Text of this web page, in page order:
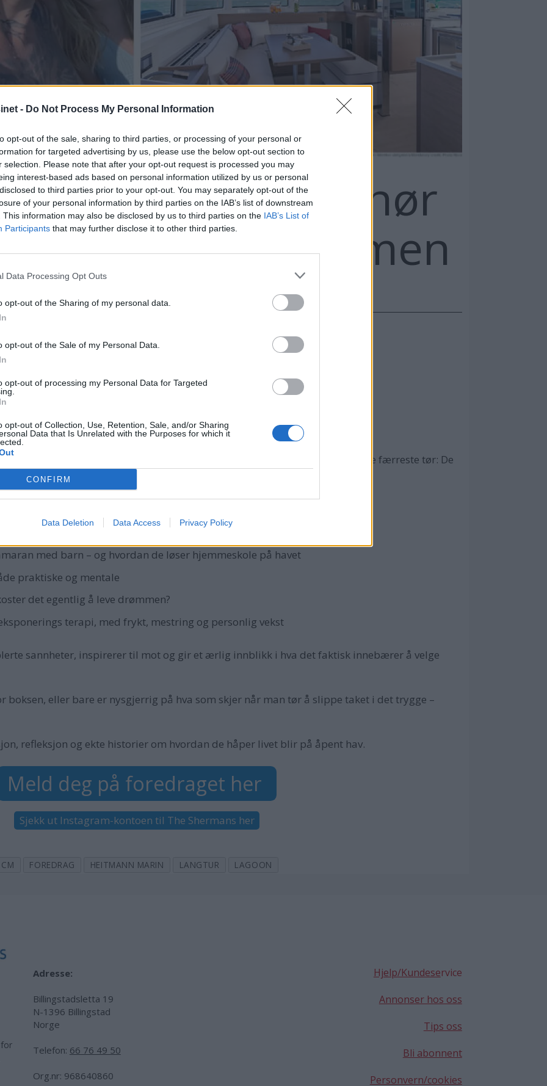
- Do Not Process My Personal Information
opt-out of the sale, sharing to third parties, or processing of your personal or
for targeted advertising by us, please use the below opt-out section to
selection. Please note that after your opt-out request is processed you may
interest-based ads based on personal information utilized by us or personal
to third parties prior to your opt-out. You may separately opt-out of the
of your personal information by third parties on the IAB’s list of downstream
This information may also be disclosed by us to third parties on the IAB’s List of
Participants that may further disclose it to other third parties.
Data Processing Opt Outs
opt-out of the Sharing of my personal data.
opt-out of the Sale of my Personal Data.
opt-out of processing my Personal Data for Targeted
opt-out of Collection, Use, Retention, Sale, and/or Sharing
Data that Is Unrelated with the Purposes for which it
CONFIRM
Data Deletion Data Access Privacy Policy
Schermann's og hør
reise mot drømmen
familien.
om livet, hverdagen og trygghetssonene våre?
og ærlig foredrag med The Schermanns – familien på fire som tok et valg de færreste tør: De
i middelhavet.
om:
velge en helt annen hverdag
med barn – og hvordan de løser hjemmeskole på havet
praktiske og mentale
det egentlig å leve drømmen?
terapi, med frykt, mestring og personlig vekst
sannheter, inspirerer til mot og gir et ærlig innblikk i hva det faktisk innebærer å velge
boksen, eller bare er nysgjerrig på hva som skjer når man tør å slippe taket i det trygge –
refleksjon og ekte historier om hvordan de håper livet blir på åpent hav.
Meld deg på foredraget her
Sjekk ut Instagram-kontoen til The Shermans her
CM FOREDRAG HEITMANN MARIN LANGTUR LAGOON
Adresse:
Billingstadsletta 19
N-1396 Billingstad
Norge
Telefon: 66 76 49 50
Org.nr: 968640860
Hjelp/Kundeservice
Annonser hos oss
Tips oss
Bli abonnent
Personvern/cookies